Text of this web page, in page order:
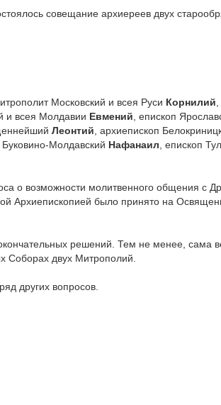
совещание архиереев двух
Московский и всея Руси Корнилий
и всея Молдавии Евмений , епископ
Леонтий , архиепископ
Буковино-Молдавский Нафанаил , епископ
о возможности молитвенного общения с
Архиепископией было принято на
решений. Тем не менее, сама
Соборах двух Митрополий.
других вопросов.